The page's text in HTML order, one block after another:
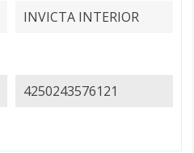
INVICTA INTERIOR
4250243576121